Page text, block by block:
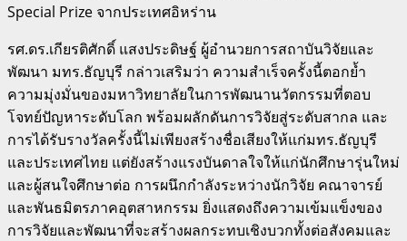
Special Prize จากประเทศอิหร่าน
รศ.ดร.เกียรติศักดิ์ แสงประดิษฐ์ ผู้อำนวยการสถาบันวิจัยและ
พัฒนา มทร.ธัญบุรี กล่าวเสริมว่า ความสำเร็จครั้งนี้ตอกย้ำ
ความมุ่งมั่นของมหาวิทยาลัยในการพัฒนานวัตกรรมที่ตอบ
โจทย์ปัญหาระดับโลก พร้อมผลักดันการวิจัยสู่ระดับสากล และ
การได้รับรางวัลครั้งนี้ไม่เพียงสร้างชื่อเสียงให้แก่มทร.ธัญบุรี
และประเทศไทย แต่ยังสร้างแรงบันดาลใจให้แก่นักศึกษารุ่นใหม่
และผู้สนใจศึกษาต่อ การผนึกกำลังระหว่างนักวิจัย คณาจารย์
และพันธมิตรภาคอุตสาหกรรม ยิ่งแสดงถึงความเข้มแข็งของ
การวิจัยและพัฒนาที่จะสร้างผลกระทบเชิงบวกทั้งต่อสังคมและ